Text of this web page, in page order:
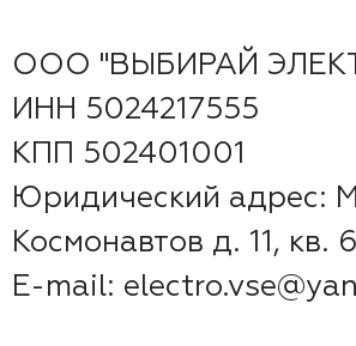
ООО "ВЫБИРАЙ
ИНН 5024217555
КПП 502401001
Юридический адрес:
Космонавтов д. 11, кв.
E-mail: